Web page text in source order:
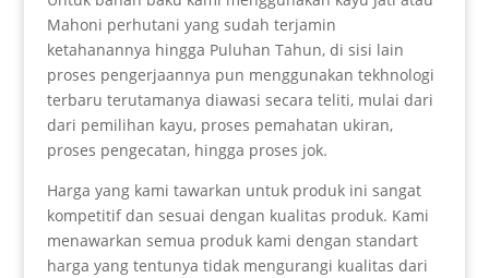
Mahoni perhutani yang sudah terjamin
ketahanannya hingga Puluhan Tahun, di sisi lain
proses pengerjaannya pun menggunakan tekhnologi
terbaru terutamanya diawasi secara teliti, mulai dari
dari pemilihan kayu, proses pemahatan ukiran,
proses pengecatan, hingga proses jok.
Harga yang kami tawarkan untuk produk ini sangat
kompetitif dan sesuai dengan kualitas produk. Kami
menawarkan semua produk kami dengan standart
harga yang tentunya tidak mengurangi kualitas dari